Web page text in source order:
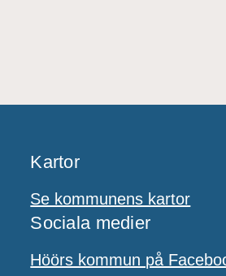
Kartor
Se kommunens kartor
Sociala medier
Höörs kommun på